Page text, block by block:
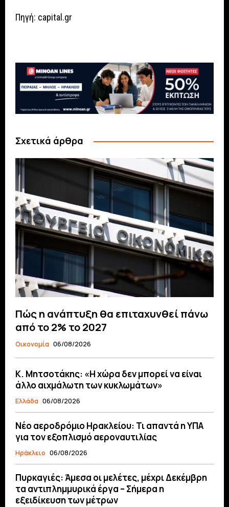
Πηγή: capital.gr
Σχετικά άρθρα
Πώς η ανάπτυξη θα επιταχυνθεί πάνω
από το 2% το 2027
Οικονομία 06/08/2026
Κ. Μητσοτάκης: «Η χώρα δεν μπορεί να είναι
άλλο αιχμάλωτη των κυκλωμάτων»
Ελλάδα 06/08/2026
Νέο αεροδρόμιο Ηρακλείου: Τι απαντά η ΥΠΑ
για τον εξοπλισμό αεροναυτιλίας
Ηράκλειο 06/08/2026
Πυρκαγιές: Άμεσα οι μελέτες, μέχρι Δεκέμβρη
τα αντιπλημμυρικά έργα – Σήμερα η
εξειδίκευση των μέτρων